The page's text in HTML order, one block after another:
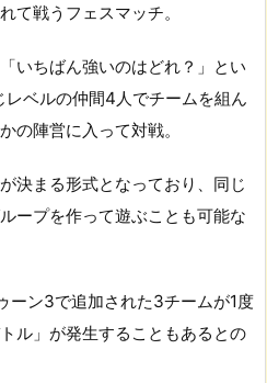
て戦うフェスマッチ。
いちばん強いのはどれ？」とい
ベルの仲間4人でチームを組ん
の陣営に入って対戦。
決まる形式となっており、同じ
ープを作って遊ぶことも可能な
ーン3で追加された3チームが1度
ル」が発生することもあるとの